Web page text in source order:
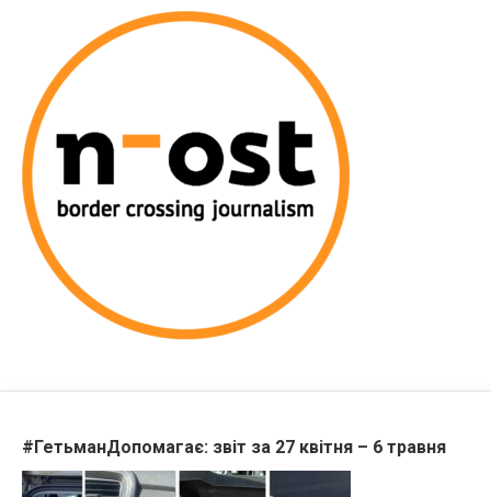
#ГетьманДопомагає: звіт за 27 квітня – 6 травня